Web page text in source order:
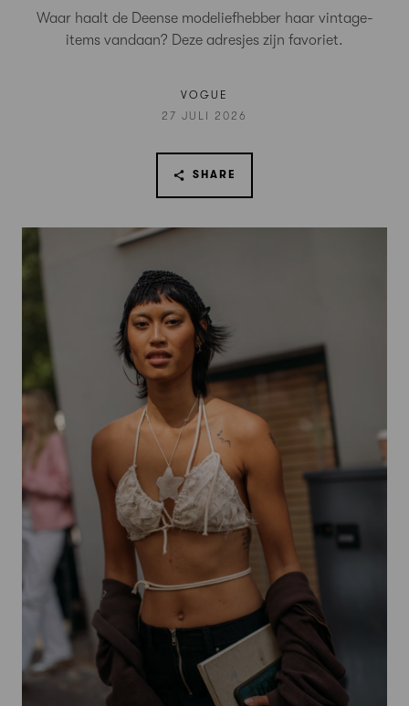
Waar haalt de Deense modeliefhebber haar vintage-
items vandaan? Deze adresjes zijn favoriet.
VOGUE
27 JULI 2026
SHARE